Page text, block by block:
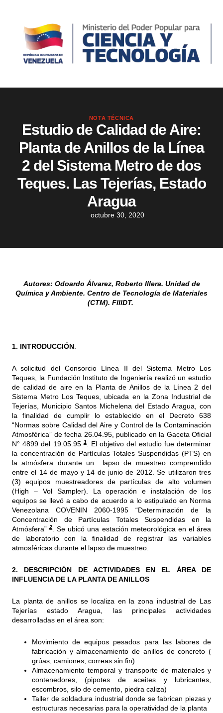
NOTA TÉCNICA
Estudio de Calidad de Aire:
Planta de Anillos de la Línea
2 del Sistema Metro de dos
Teques. Las Tejerías, Estado
Aragua
octubre 30, 2020
Autores: Odoardo Álvarez, Roberto Illera. Unidad de
Química y Ambiente. Centro de Tecnología de Materiales
(CTM). FIIIDT.
1. INTRODUCCIÓN.
A solicitud del Consorcio Línea II del Sistema Metro Los
Teques, la Fundación Instituto de Ingeniería realizó un estudio
de calidad de aire en la Planta de Anillos de la Línea 2 del
Sistema Metro Los Teques, ubicada en la Zona Industrial de
Tejerías, Municipio Santos Michelena del Estado Aragua, con
la finalidad de cumplir lo establecido en el Decreto 638
“Normas sobre Calidad del Aire y Control de la Contaminación
Atmosférica” de fecha 26.04.95, publicado en la Gaceta Oficial
N° 4899 del 19.05.951. El objetivo del estudio fue determinar
la concentración de Partículas Totales Suspendidas (PTS) en
la atmósfera durante un lapso de muestreo comprendido
entre el 14 de mayo y 14 de junio de 2012. Se utilizaron tres
(3) equipos muestreadores de partículas de alto volumen
(High – Vol Sampler). La operación e instalación de los
equipos se llevó a cabo de acuerdo a lo estipulado en Norma
Venezolana COVENIN 2060-1995 “Determinación de la
Concentración de Partículas Totales Suspendidas en la
Atmósfera”2. Se ubicó una estación meteorológica en el área
de laboratorio con la finalidad de registrar las variables
atmosféricas durante el lapso de muestreo.
2. DESCRIPCIÓN DE ACTIVIDADES EN EL ÁREA DE
INFLUENCIA DE LA PLANTA DE ANILLOS
La planta de anillos se localiza en la zona industrial de Las
Tejerías estado Aragua, las principales actividades
desarrolladas en el área son:
Movimiento de equipos pesados para las labores de
fabricación y almacenamiento de anillos de concreto (
grúas, camiones, correas sin fin)
Almacenamiento temporal y transporte de materiales y
contenedores, (pipotes de aceites y lubricantes,
escombros, silo de cemento, piedra caliza)
Taller de soldadura industrial donde se fabrican piezas y
estructuras necesarias para la operatividad de la planta